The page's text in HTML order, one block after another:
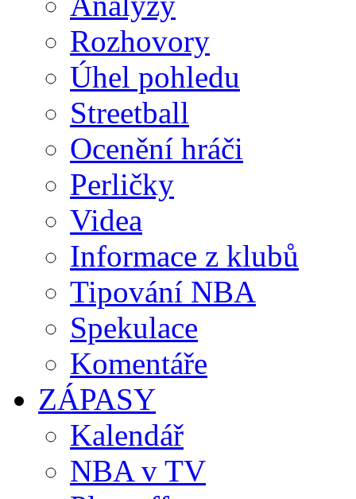
Rozhovory
Úhel pohledu
Streetball
Ocenění hráči
Perličky
Videa
Informace z klubů
Tipování NBA
Spekulace
Komentáře
ZÁPASY
Kalendář
NBA v TV